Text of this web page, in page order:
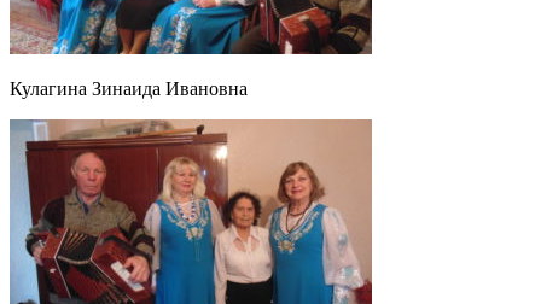
Кулагина Зинаида Ивановна